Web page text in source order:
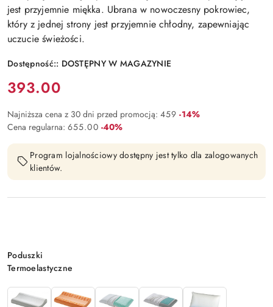
jest przyjemnie miękka. Ubrana w nowoczesny pokrowiec,
który z jednej strony jest przyjemnie chłodny, zapewniając
uczucie świeżości.
Dostępność:: DOSTĘPNY W MAGAZYNIE
Cena:
393.00
Najniższa cena z 30 dni przed promocją: 459 Rabat:
-14%
Cena regularna: 655.00 Rabat:
-40%
Program lojalnościowy dostępny jest tylko dla zalogowanych
klientów.
Wariant
Poduszki
Termoelastyczne